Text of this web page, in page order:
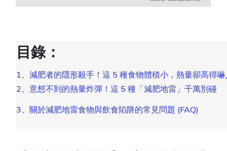
目錄：
1、減肥者的隱形殺手！這 5 種食物體積小，熱量卻高得嚇
2、意想不到的熱量炸彈！這 5 種「減肥地雷」千萬別碰
3、關於減肥地雷食物與飲食陷阱的常見問題 (FAQ)